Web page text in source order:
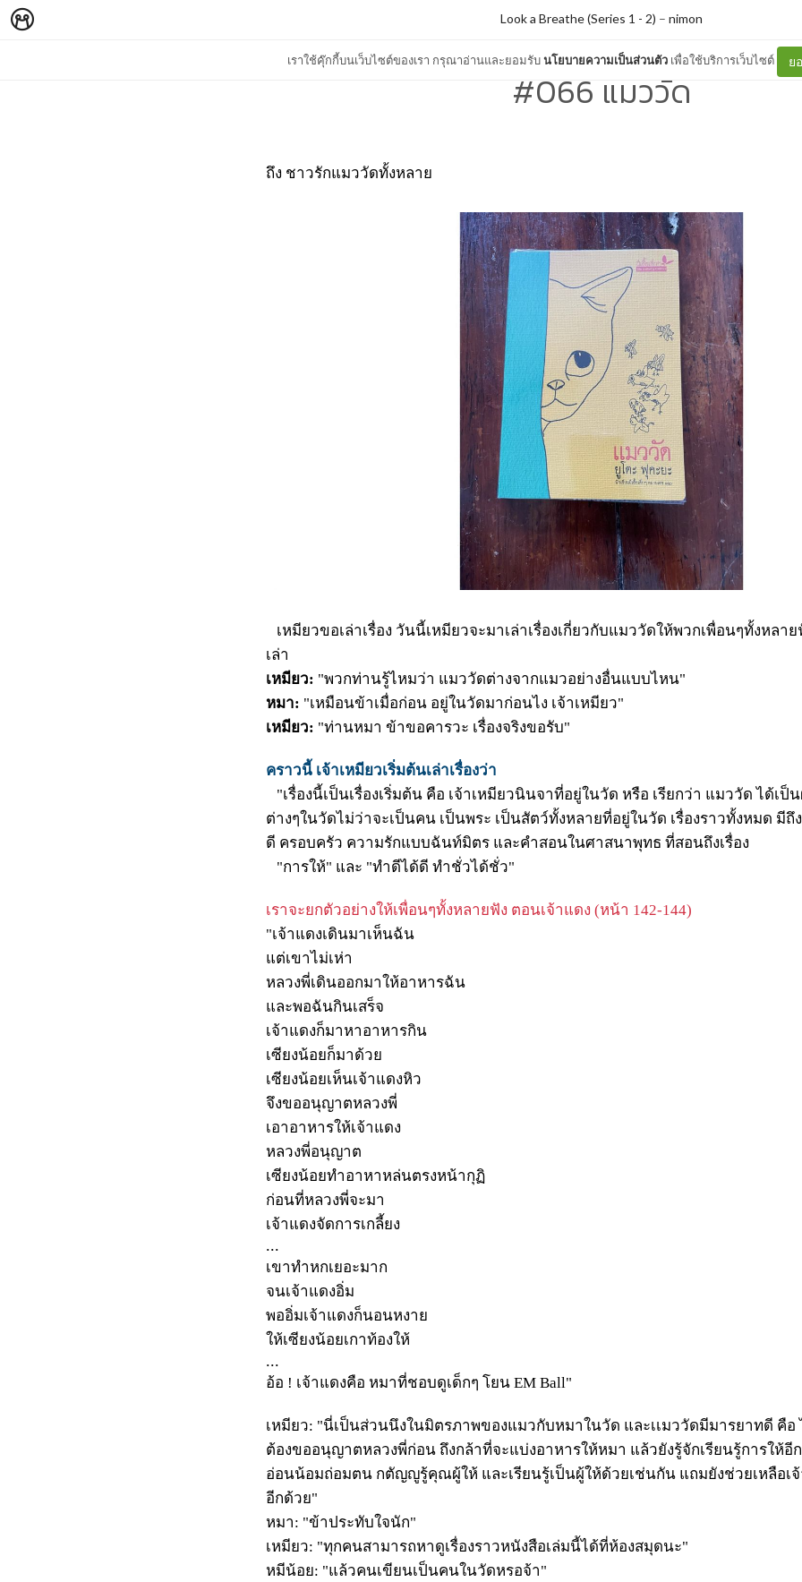
เราใช้คุ๊กกี้บนเว็บไซต์ของเรา กรุณาอ่านและยอมรับนโยบายความเป็นส่วนตัว เพื่อใช้บริการเว็บไซต์ ย
Look a Breathe (Series 1 - 2) – nimon
#066 แมววัด
ถึง ชาวรักแมววัดทั้งหลาย
เหมียวขอเล่าเรื่อง วันนี้เหมียวจะมาเล่าเรื่องเกี่ยวกับแมววัดให้พวกเพื่อนๆทั้งหลาย
เล่า
เหมียว: "พวกท่านรู้ไหมว่า แมววัดต่างจากแมวอย่างอื่นแบบไหน"
หมา: "เหมือนข้าเมื่อก่อน อยู่ในวัดมาก่อนไง เจ้าเหมียว"
เหมียว: "ท่านหมา ข้าขอคารวะ เรื่องจริงขอรับ"
คราวนี้ เจ้าเหมียวเริ่มต้นเล่าเรื่องว่า
"เรื่องนี้เป็นเรื่องเริ่มต้น คือ เจ้าเหมียวนินจาที่อยู่ในวัด หรือ เรียกว่า แมววัด ได้เป็น
ต่างๆในวัดไม่ว่าจะเป็นคน เป็นพระ เป็นสัตว์ทั้งหลายที่อยู่ในวัด เรื่องราวทั้งหมด มีถึ
ดี ครอบครัว ความรักแบบฉันท์มิตร และคำสอนในศาสนาพุทธ ที่สอนถึงเรื่อง
"การให้" และ "ทำดีได้ดี ทำชั่วได้ชั่ว"
เราจะยกตัวอย่างให้เพื่อนๆทั้งหลายฟัง ตอนเจ้าแดง (หน้า 142-144)
"เจ้าแดงเดินมาเห็นฉัน
แต่เขาไม่เห่า
หลวงพี่เดินออกมาให้อาหารฉัน
และพอฉันกินเสร็จ
เจ้าแดงก็มาหาอาหารกิน
เซียงน้อยก็มาด้วย
เซียงน้อยเห็นเจ้าแดงหิว
จึงขออนุญาตหลวงพี่
เอาอาหารให้เจ้าแดง
หลวงพี่อนุญาต
เซียงน้อยทำอาหาหล่นตรงหน้ากุฏิ
ก่อนที่หลวงพี่จะมา
เจ้าแดงจัดการเกลี้ยง
...
เขาทำหกเยอะมาก
จนเจ้าแดงอิ่ม
พออิ่มเจ้าแดงก็นอนหงาย
ให้เซียงน้อยเกาท้องให้
...
อ้อ ! เจ้าแดงคือ หมาที่ชอบดูเด็กๆ โยน EM Ball"
เหมียว: "นี่เป็นส่วนนึงในมิตรภาพของแมวกับหมาในวัด และเเมววัดมีมารยาทดี คือ
ต้องขออนุญาตหลวงพี่ก่อน ถึงกล้าที่จะแบ่งอาหารให้หมา แล้วยังรู้จักเรียนรู้การให้อี
อ่อนน้อมถ่อมตน กตัญญูรู้คุณผู้ให้ และเรียนรู้เป็นผู้ให้ด้วยเช่นกัน แถมยังช่วยเหลือเจ้
อีกด้วย"
หมา: "ข้าประทับใจนัก"
เหมียว: "ทุกคนสามารถหาดูเรื่องราวหนังสือเล่มนี้ได้ที่ห้องสมุดนะ"
หมีน้อย: "แล้วคนเขียนเป็นคนในวัดหรอจ้า"